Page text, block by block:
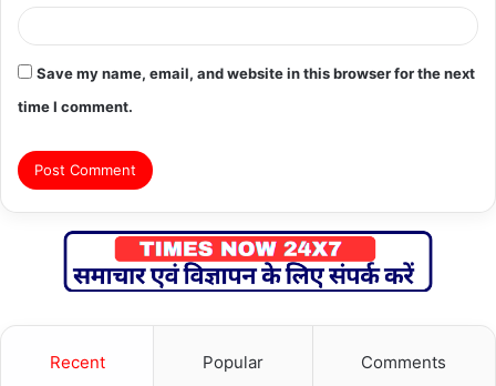
Save my name, email, and website in this browser for the next
time I comment.
Recent Popular Comments